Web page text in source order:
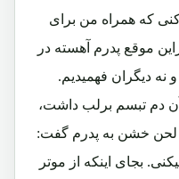
که همراه من برای
موقع پدرم آهسته در
دیگران فهمیدیم.
دم تبسم برلب داشت،
لحن خشن به پدرم گفت:
بجای اینکه از موتر